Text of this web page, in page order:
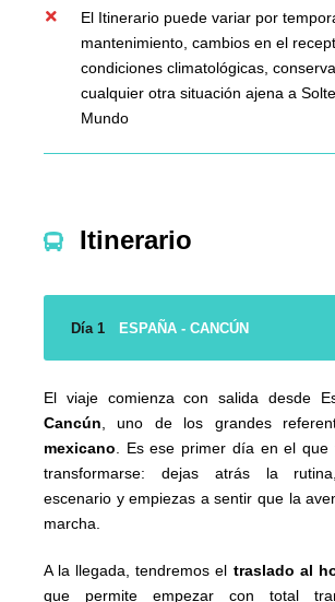
El Itinerario puede variar por
mantenimiento, cambios en el
condiciones climatológicas,
cualquier otra situación ajena a
Mundo
Itinerario
Día 1 ESPAÑA - CANCÚN
El viaje comienza con salida desde
Cancún , uno de los grandes
mexicano . Es ese primer día en el que
transformarse: dejas atrás la
escenario y empiezas a sentir que la
marcha.
A la llegada, tendremos el traslado al
que permite empezar con total